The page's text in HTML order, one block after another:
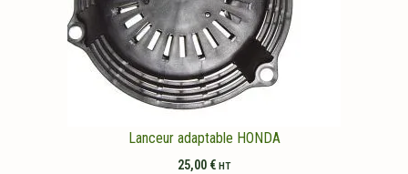
Lanceur adaptable HONDA
25,00 € HT